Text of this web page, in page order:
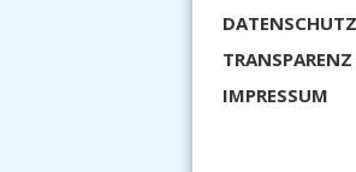
TRANSPARENZ
IMPRESSUM